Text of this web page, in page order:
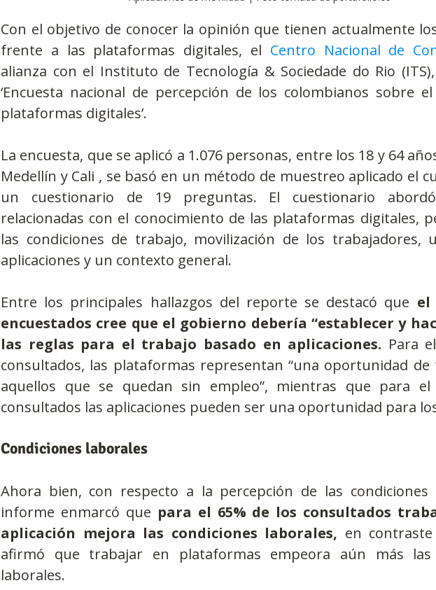
Con el objetivo de conocer la opinión que tienen actualmente
frente a las plataformas digitales, el Centro Nacional de
alianza con el Instituto de Tecnología & Sociedade do Rio
‘Encuesta nacional de percepción de los colombianos sobre
plataformas digitales’.
La encuesta, que se aplicó a 1.076 personas, entre los 18 y 64
Medellín y Cali , se basó en un método de muestreo aplicado el
un cuestionario de 19 preguntas. El cuestionario
relacionadas con el conocimiento de las plataformas digitales,
las condiciones de trabajo, movilización de los trabajadores,
aplicaciones y un contexto general.​
Entre los principales hallazgos del reporte se destacó que el
encuestados cree que el gobierno debería “establecer y
las reglas para el trabajo basado en aplicaciones. Para
consultados, las plataformas representan “una oportunidad
aquellos que se quedan sin empleo”, mientras que para
consultados las aplicaciones pueden ser una oportunidad para
Condiciones laborales
Ahora bien, con respecto a la percepción de las condiciones
informe enmarcó que para el 65% de los consultados
aplicación mejora las condiciones laborales, en
afirmó que trabajar en plataformas empeora aún más las
laborales.